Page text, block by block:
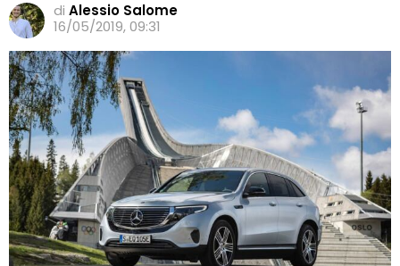
di Alessio Salome
16/05/2019, 09:31